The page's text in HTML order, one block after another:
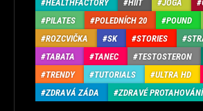
HEALTHFACTORY
HIIT JÓGA
PILATES
POLEDNÍCH 20 POUND
ROZCVIČKA
SK STORIES
TABATA
TANEC TESTOSTERON
TRENDY
TUTORIALS ULTRA HD
ZDRAVÁ ZÁDA
ZDRAVÉ PROTAHOVÁNÍ